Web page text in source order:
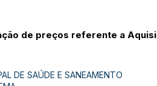
de preços referente a
DE SAÚDE E SANEAMENTO